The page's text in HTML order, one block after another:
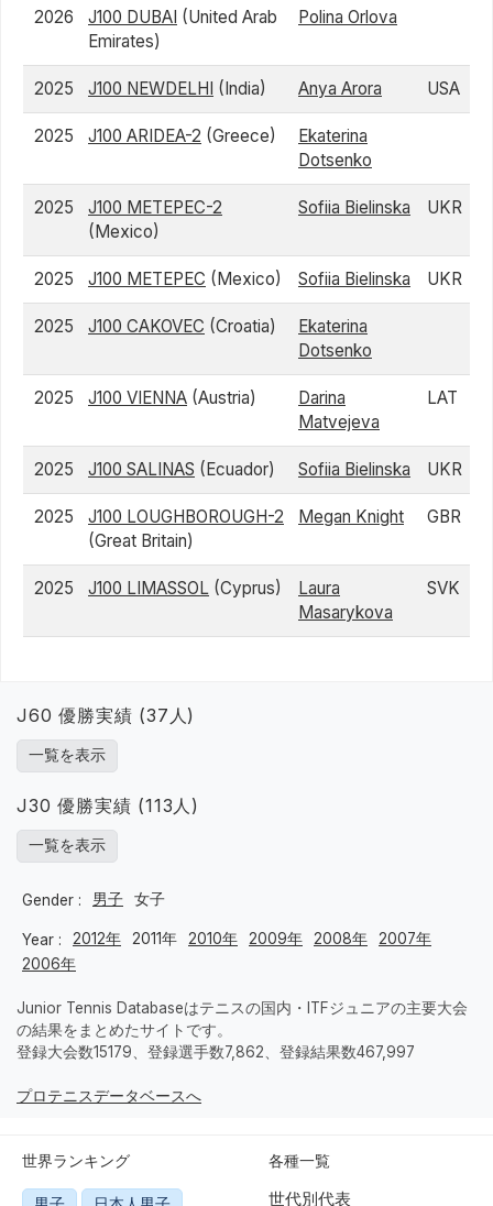
2026 J100 DUBAI (United Arab
Emirates)
Polina Orlova
2025 J100 NEWDELHI (India) Anya Arora USA
2025 J100 ARIDEA-2 (Greece)
Ekaterina
Dotsenko
2025
J100 METEPEC-2
(Mexico)
Sofiia Bielinska UKR
2025 J100 METEPEC (Mexico) Sofiia Bielinska UKR
2025 J100 CAKOVEC (Croatia)
Ekaterina
Dotsenko
2025 J100 VIENNA (Austria)
Darina
Matvejeva
LAT
2025 J100 SALINAS (Ecuador) Sofiia Bielinska UKR
2025
J100 LOUGHBOROUGH-2
(Great Britain)
Megan Knight GBR
2025 J100 LIMASSOL (Cyprus)
Laura
Masarykova
SVK
J60 優勝実績 (37人)
一覧を表示
J30 優勝実績 (113人)
一覧を表示
Gender : 男子 女子
Year : 2012年 2011年 2010年 2009年 2008年
2007年
2006年
Junior Tennis Databaseはテニスの国内・ITFジュニアの主要大会
の結果をまとめたサイトです。
登録大会数15179、登録選手数7,862、登録結果数467,997
プロテニスデータベースへ
世界ランキング 各種一覧
世代別代表